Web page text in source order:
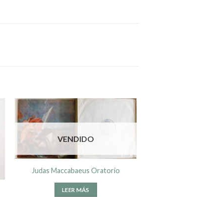
VENDIDO
Judas Maccabaeus Oratorio
LEER MÁS